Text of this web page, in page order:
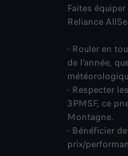
Faites
Reliance
- Rouler en
de l'année,
- Respecter
3PMSF, ce
Montagne. ​
- Bénéficier
prix/